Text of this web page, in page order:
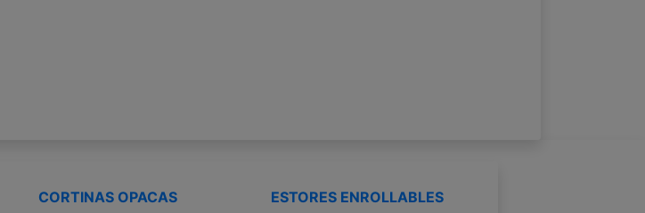
CORTINAS OPACAS
ESTORES ENROLLABLES